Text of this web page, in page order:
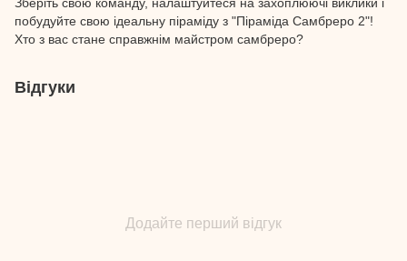
побудуйте свою ідеальну піраміду з "Піраміда Самбреро 2"!
Хто з вас стане справжнім майстром самбреро?
Відгуки
Додайте перший відгук